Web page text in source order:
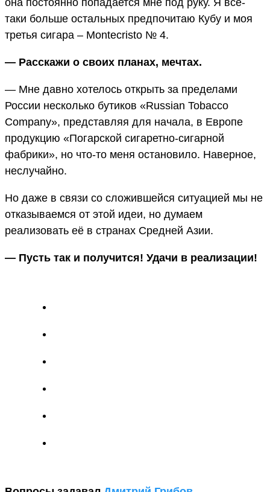
она постоянно попадается мне под руку. Я всё-
таки больше остальных предпочитаю Кубу и моя
третья сигара – Montecristo № 4.
— Расскажи о своих планах, мечтах.
— Мне давно хотелось открыть за пределами
России несколько бутиков «Russian Tobacco
Company», представляя для начала, в Европе
продукцию «Погарской сигаретно-сигарной
фабрики», но что-то меня остановило. Наверное,
неслучайно.
Но даже в связи со сложившейся ситуацией мы не
отказываемся от этой идеи, но думаем
реализовать её в странах Средней Азии.
— Пусть так и получится! Удачи в реализации!